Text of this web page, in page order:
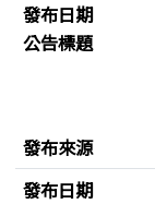
發布日期
公告標題
發布來源
發布日期